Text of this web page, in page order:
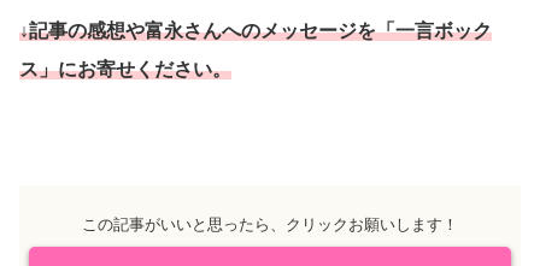
↓記事の感想や富永さんへのメッセージを「一言ボック
ス」にお寄せください。
この記事がいいと思ったら、クリックお願いします！